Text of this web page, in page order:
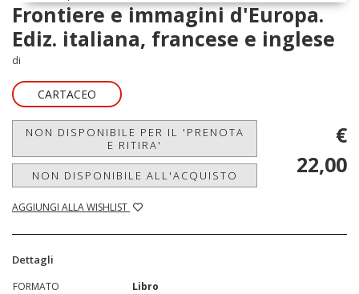
Frontiere e immagini d'Europa.
Ediz. italiana, francese e inglese
di
CARTACEO
NON DISPONIBILE PER IL 'PRENOTA
E RITIRA'
NON DISPONIBILE ALL'ACQUISTO
AGGIUNGI ALLA WISHLIST
€
22,00
Dettagli
FORMATO
Libro